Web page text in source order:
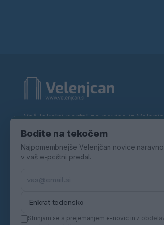
Vaš lokalni portal za novice iz
okolice. Aktualne novice, šport,
Povezujemo Velenje.
Bodite na tekočem
Najpomembnejše Velenjčan novice
v vaš e-poštni predal.
Strinjam se s prejemanjem e-novic in z